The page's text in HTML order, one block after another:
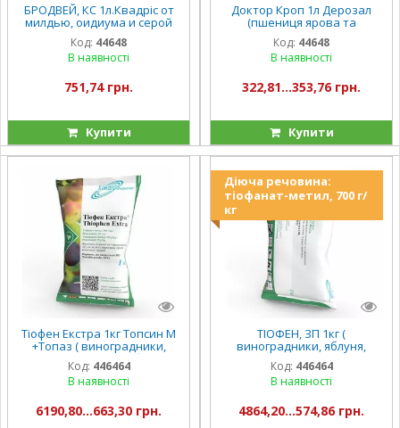
БРОДВЕЙ, КС 1л.Квадріс от
милдью, оидиума и серой
гнили.
Код: 44648
В наявності
751,74 грн.
Купити
Доктор Кроп 1л Дерозал
(пшениця ярова та
озима,сахарна свекла,
ячмень озимий)
Код: 44648
В наявності
322,81...353,76 грн.
Купити
Тіофен Екстра 1кг Топсин М
+Топаз ( виноградники,
плодові, томати, яблуня,
груша, зернові,персик)
Код: 446464
В наявності
6190,80...663,30 грн.
Діюча речовина:
тіофанат-метил, 700 г/
кг
ТІОФЕН, ЗП 1кг (
виноградники, яблуня,
груша, персик)
Код: 446464
В наявності
4864,20...574,86 грн.